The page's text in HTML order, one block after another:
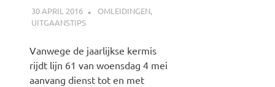
30 APRIL 2016 JOHAN
OMLEIDINGEN,
UITGAANSTIPS
Vanwege de jaarlijkse kermis
rijdt lijn 61 van woensdag 4 mei
aanvang dienst tot en met